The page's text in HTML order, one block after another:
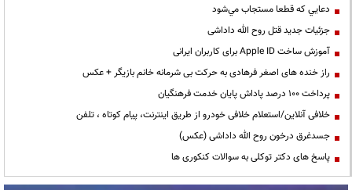
دعايي كه قطعا مستجاب مي‌شود
جزئیات جدید قتل روح الله داداشی
آموزش ساخت Apple ID برای کاربران ایرانی
راز خنده های اصغر فرهادی به حرکت بی شرمانه خانم بازیگر + عکس
پرداخت ۱۰۰ درصد پاداش پایان خدمت فرهنگیان
خلافی آنلاین/استعلام خلافی خودرو از طریق اینترنت، پیام کوتاه ، تلفن
جسدغرق درخون روح الله داداشی (عکس)
پاسخ های دکتر توکلی به سوالات کنکوری ها